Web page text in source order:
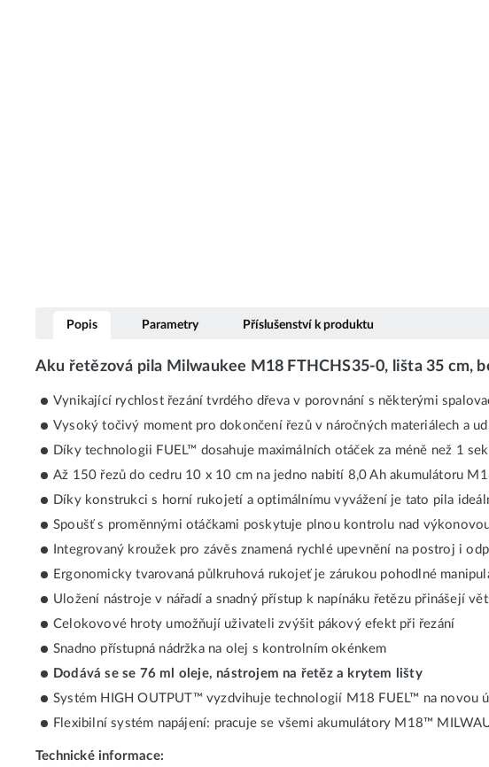
Popis Parametry Příslušenství k produktu
Aku řetězová pila Milwaukee M18 FTHCHS35-0, lišta 35 cm,
Vynikající rychlost řezání tvrdého dřeva v porovnání s některými
Vysoký točivý moment pro dokončení řezů v náročných materiálech a
Díky technologii FUEL™ dosahuje maximálních otáček za méně než 1
Až 150 řezů do cedru 10 x 10 cm na jedno nabití 8,0 Ah akumulátoru
Díky konstrukci s horní rukojetí a optimálnímu vyvážení je tato pila
Spoušť s proměnnými otáčkami poskytuje plnou kontrolu nad
Integrovaný kroužek pro závěs znamená rychlé upevnění na postroj i
Ergonomicky tvarovaná půlkruhová rukojeť je zárukou pohodlné
Uložení nástroje v nářadí a snadný přístup k napínáku řetězu přinášejí
Celokovové hroty umožňují uživateli zvýšit pákový efekt při řezání
Snadno přístupná nádržka na olej s kontrolním okénkem
Dodává se se 76 ml oleje, nástrojem na řetěz a krytem lišty
Systém HIGH OUTPUT™ vyzdvihuje technologií M18 FUEL™ na novou
Flexibilní systém napájení: pracuje se všemi akumulátory M18™
Technické informace: